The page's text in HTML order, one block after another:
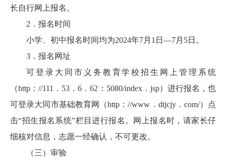
长自行网上报名。
2．报名时间
小学、初中报名时间均为2024年7月1日—7月5日。
3．报名网址
可登录大同市义务教育学校招生网上管理系统
（http：//111．53．6．62：5080/index．jsp）进行报名，也
可登录大同市基础教育网（http：//www．dtjcjy．com/）点
击“招生报名系统”栏目进行报名。网上报名时，请家长仔
细核对信息，志愿一经确认，不可更改。
（三）审验